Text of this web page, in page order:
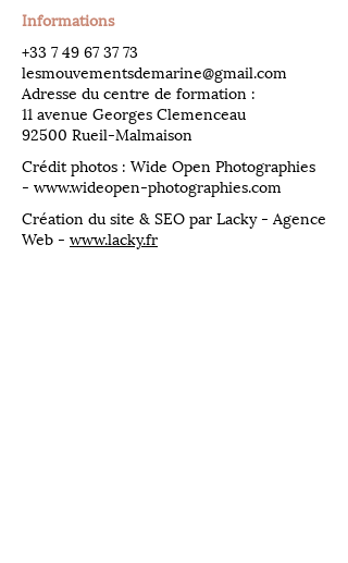
Informations
​+33 7 49 67 37 73
lesmouvementsdemarine@gmail.com
Adresse du centre de formation :
11 avenue Georges Clemenceau
92500 Rueil-Malmaison
Crédit photos : Wide Open Photographies
- www.wideopen-photographies.com
Création du site & SEO par Lacky - Agence
Web - www.lacky.fr